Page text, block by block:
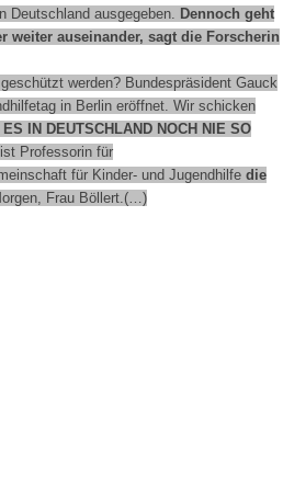
Deutschland ausgegeben. Dennoch geht
auseinander, sagt die Forscherin
werden? Bundespräsident Gauck
in Berlin eröffnet. Wir schicken
IN DEUTSCHLAND NOCH NIE SO
Professorin für
für Kinder- und Jugendhilfe die
Frau Böllert.(…)